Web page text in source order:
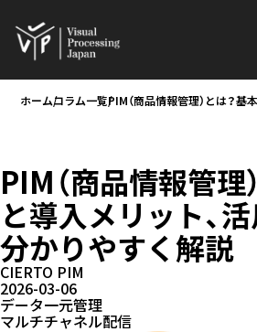
ホームコラム一覧
PIM（商品情報管理
と導入メリット、
分かりやすく解説
CIERTO PIM
2026-03-06
データ一元管理
マルチチャネル配信